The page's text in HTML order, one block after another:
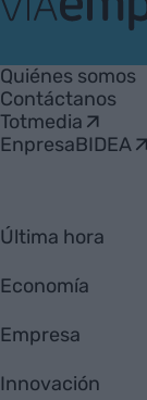
Empresa
Quiénes somos
Contáctanos
Totmedia
EnpresaBIDEA
Última hora
Economía
Empresa
Innovación